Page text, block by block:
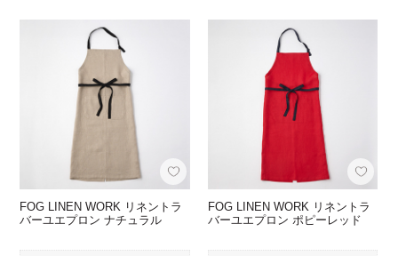
FOG LINEN WORK リネントラ
バーユエプロン ナチュラル
FOG LINEN WORK リネントラ
バーユエプロン ポピーレッド